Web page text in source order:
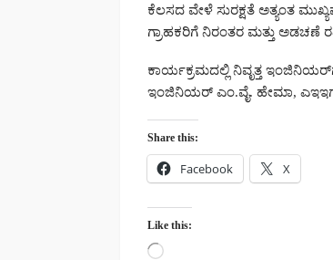
ಕೆಲಸದ ವೇಳೆ ಸುರಕ್ಷತೆ ಅತ್ಯಂತ
ಗ್ರಾಹಕರಿಗೆ ನಿರಂತರ ಮತ್ತು ಅಡಚಣೆ
ಕಾರ್ಯಕ್ರಮದಲ್ಲಿ ನಿವೃತ್ತ
ಇಂಜಿನಿಯರ್ ಎಂ.ವೈ. ಹೇಮಾ,
Share this:
Facebook X
Like this:
Loading…